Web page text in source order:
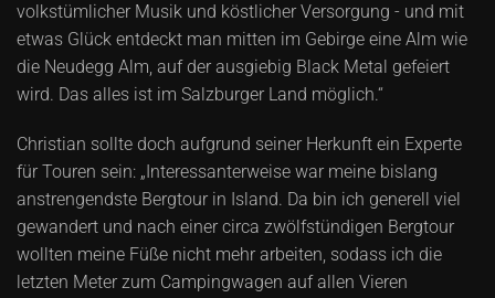
volkstümlicher Musik und köstlicher Versorgung - und mit
etwas Glück entdeckt man mitten im Gebirge eine Alm wie
die Neudegg Alm, auf der ausgiebig Black Metal gefeiert
wird. Das alles ist im Salzburger Land möglich.“
Christian sollte doch aufgrund seiner Herkunft ein Experte
für Touren sein: „Interessanterweise war meine bislang
anstrengendste Bergtour in Island. Da bin ich generell viel
gewandert und nach einer circa zwölfstündigen Bergtour
wollten meine Füße nicht mehr arbeiten, sodass ich die
letzten Meter zum Campingwagen auf allen Vieren